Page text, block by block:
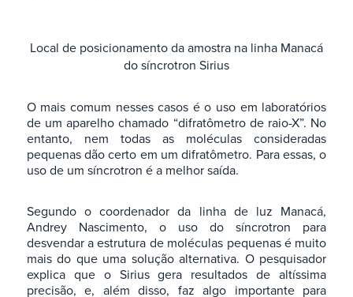
Local de posicionamento da amostra na linha Manacá
do síncrotron Sirius
O mais comum nesses casos é o uso em laboratórios
de um aparelho chamado “difratômetro de raio-X”. No
entanto, nem todas as moléculas consideradas
pequenas dão certo em um difratômetro. Para essas, o
uso de um síncrotron é a melhor saída.
Segundo o coordenador da linha de luz Manacá,
Andrey Nascimento, o uso do síncrotron para
desvendar a estrutura de moléculas pequenas é muito
mais do que uma solução alternativa. O pesquisador
explica que o Sirius gera resultados de altíssima
precisão, e, além disso, faz algo importante para